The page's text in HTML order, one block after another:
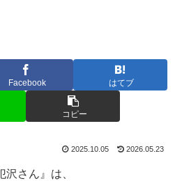
Facebook はてブ
コピー
2025.10.05 2026.05.23
沢さん』は、